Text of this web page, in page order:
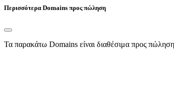
Περισσότερα Domains προς πώληση
Τα παρακάτω Domains είναι διαθέσιμα προς